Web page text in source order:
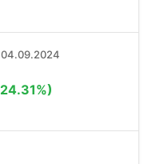
04.09.2024